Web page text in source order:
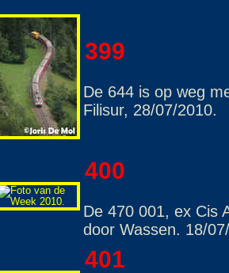
399
De 644 is op weg
Filisur, 28/07/2010.
400
De 470 001, ex Cis
door Wassen. 18/
401